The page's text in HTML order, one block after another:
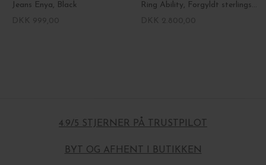
Jeans Enya, Black
Ring Ability, Forgyldt sterlingsølv
4.9/5 STJERNER PÅ TRUSTPILOT
BYT OG AFHENT I BUTIKKEN